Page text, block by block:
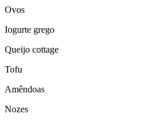
Ovos
Iogurte grego
Queijo cottage
Tofu
Amêndoas
Nozes